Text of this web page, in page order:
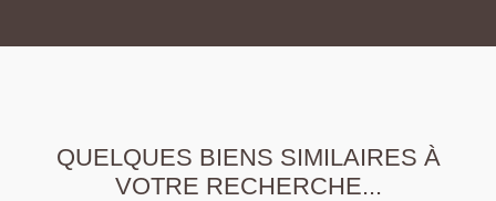
QUELQUES BIENS SIMILAIRES À
VOTRE RECHERCHE...